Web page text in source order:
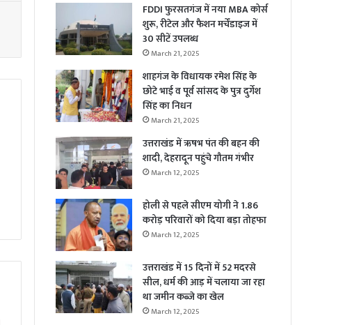
FDDI फुरसतगंज में नया MBA कोर्स
शुरू, रीटेल और फैशन मर्चेंडाइज में
30 सीटें उपलब्ध
March 21, 2025
शाहगंज के विधायक रमेश सिंह के
छोटे भाई व पूर्व सांसद के पुत्र दुर्गेश
सिंह का निधन
March 21, 2025
उत्तराखंड में ऋषभ पंत की बहन की
शादी, देहरादून पहुंचे गौतम गंभीर
March 12, 2025
होली से पहले सीएम योगी ने 1.86
करोड़ परिवारों को दिया बड़ा तोहफा
March 12, 2025
उत्तराखंड में 15 दिनों में 52 मदरसे
सील, धर्म की आड़ में चलाया जा रहा
था जमीन कब्जे का खेल
March 12, 2025